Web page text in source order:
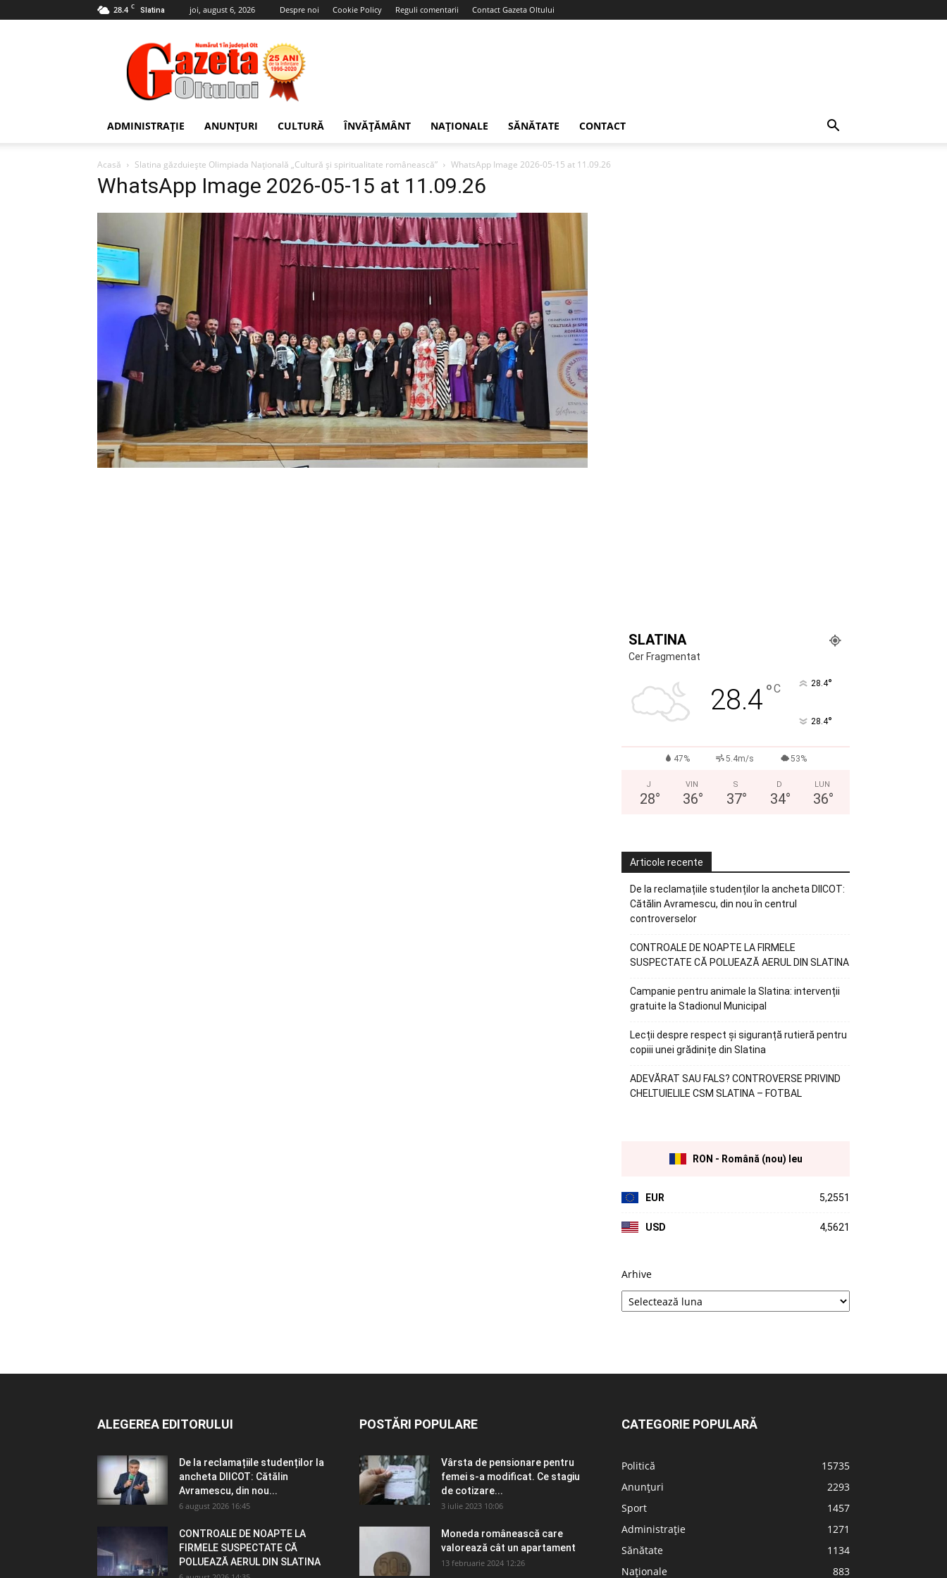
28.4 C Slatina joi, august 6, 2026 Despre noi Cookie Policy Reguli comentarii Contact Gazeta Oltului
Gazeta
Oltului
ADMINISTRAȚIE ANUNȚURI CULTURĂ ÎNVĂȚĂMÂNT NAȚIONALE SĂNĂTATE CONTACT
Acasă Slatina găzduiește Olimpiada Națională „Cultură și spiritualitate românească” WhatsApp Image 2026-05-15 at 11.09.26
WhatsApp Image 2026-05-15 at 11.09.26
SLATINA
Cer Fragmentat
28.4°C 28.4°
28.4°
47% 5.4m/s 53%
J
28°
VIN
36°
S
37°
D
34°
LUN
36°
Articole recente
De la reclamațiile studenților la ancheta DIICOT:
Cătălin Avramescu, din nou în centrul
controverselor
CONTROALE DE NOAPTE LA FIRMELE
SUSPECTATE CĂ POLUEAZĂ AERUL DIN SLATINA
Campanie pentru animale la Slatina: intervenții
gratuite la Stadionul Municipal
Lecții despre respect și siguranță rutieră pentru
copiii unei grădinițe din Slatina
ADEVĂRAT SAU FALS? CONTROVERSE PRIVIND
CHELTUIELILE CSM SLATINA – FOTBAL
RON - Română (nou) leu
EUR 5,2551
USD 4,5621
Arhive
ALEGEREA EDITORULUI
De la reclamațiile studenților la
ancheta DIICOT: Cătălin
Avramescu, din nou...
6 august 2026 16:45
CONTROALE DE NOAPTE LA
FIRMELE SUSPECTATE CĂ
POLUEAZĂ AERUL DIN SLATINA
POSTĂRI POPULARE
Vârsta de pensionare pentru
femei s-a modificat. Ce stagiu
de cotizare...
3 iulie 2023 10:06
Moneda românească care
valorează cât un apartament
13 februarie 2024 12:26
CATEGORIE POPULARĂ
Politică
15735
Anunțuri
2293
Sport
1457
Administrație
1271
Sănătate
1134
Naționale
883